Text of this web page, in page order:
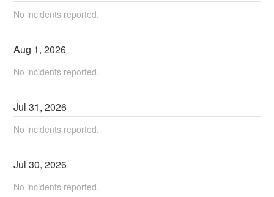
No incidents reported.
Aug 1,2026
No incidents reported.
Jul31,2026
No incidents reported.
Jul30,2026
No incidents reported.